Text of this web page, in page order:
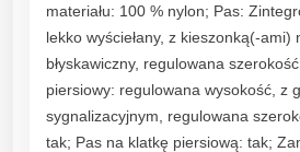
materiału: 100 % nylon; Pas:
lekko wyściełany, z kieszonką(-ami)
błyskawiczny, regulowana
piersiowy: regulowana wysokość, z
sygnalizacyjnym, regulowana
tak; Pas na klatkę piersiową: tak;